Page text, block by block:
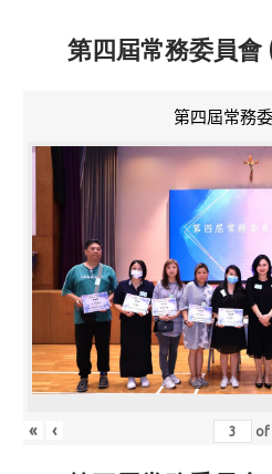
第四屆常務委員
第四屆常務
« ‹ of